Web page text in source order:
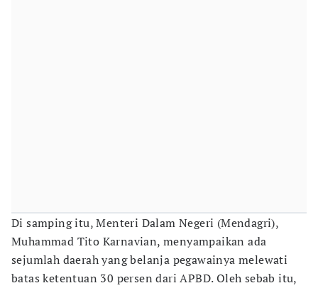
Di samping itu, Menteri Dalam Negeri (Mendagri),
Muhammad Tito Karnavian, menyampaikan ada
sejumlah daerah yang belanja pegawainya melewati
batas ketentuan 30 persen dari APBD. Oleh sebab itu,